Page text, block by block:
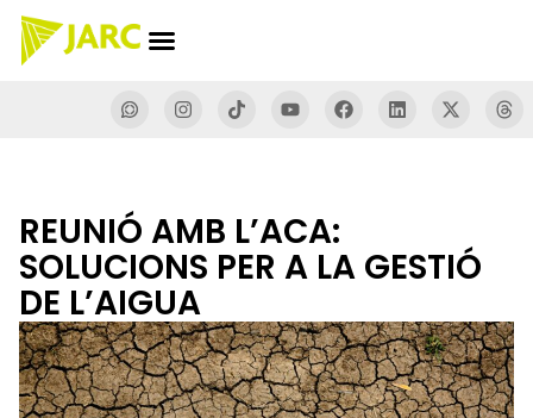
REUNIÓ AMB L’ACA:
SOLUCIONS PER A LA GESTIÓ
DE L’AIGUA